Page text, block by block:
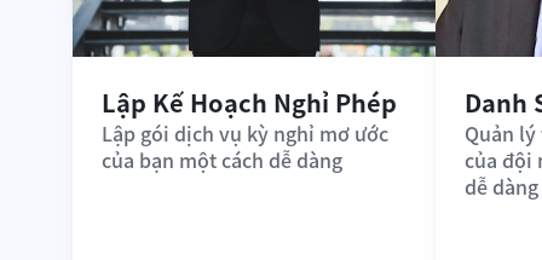
Lập Kế Hoạch Nghỉ Phép
Lập gói dịch vụ kỳ nghỉ mơ ước
của bạn một cách dễ dàng
Danh
Quản
của đội
dễ dàng